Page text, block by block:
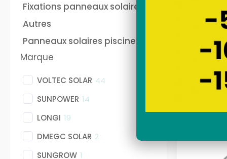
batterie panneau solaire
Fixations panneaux solaires
Autres
Panneaux solaires piscine
Marque
VOLTEC SOLAR 44
SUNPOWER 14
LONGI 19
DMEGC SOLAR 2
SUNGROW 1